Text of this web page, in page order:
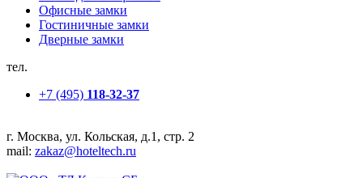
Офисные замки
Гостиничные замки
Дверные замки
тел.
+7 (495) 118-32-37
г. Москва, ул. Кольская, д.1, стр. 2
mail: zakaz@hoteltech.ru